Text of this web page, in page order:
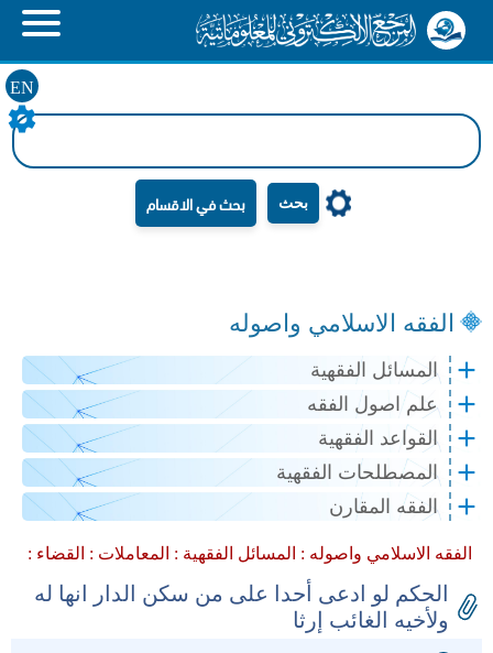
EN
بحث
الفقه الاسلامي واصوله
المسائل الفقهية
علم اصول الفقه
القواعد الفقهية
المصطلحات الفقهية
الفقه المقارن
الفقه الاسلامي واصوله : المسائل الفقهية : المعاملات : القضاء :
الحكم لو ادعى أحدا على من سكن الدار انها له
ولأخيه الغائب إرثا